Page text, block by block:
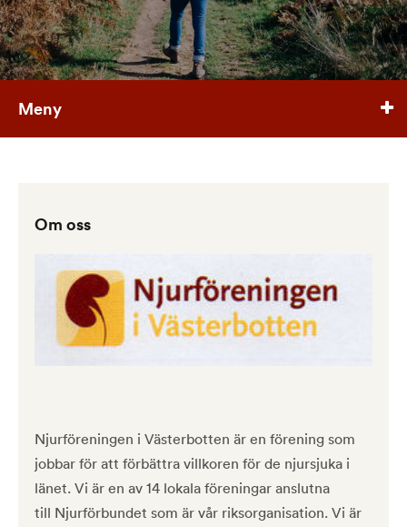
Meny
Om oss
Njurföreningen i Västerbotten är en förening som
jobbar för att förbättra villkoren för de njursjuka i
länet. Vi är en av 14 lokala föreningar anslutna
till Njurförbundet som är vår riksorganisation. Vi är